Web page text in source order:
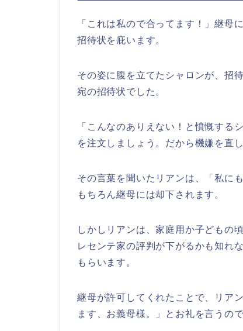
「これは私ので合ってます！」継母
招待状を庇います。
その姿に腹を立てたシャロンが、招
宛の招待状でした。
「こんなのありえない！と憤慨する
を注文しましょう。だから機嫌を直
その言葉を聞いたリアンは、「私に
もちろん継母には却下されます。
しかしリアンは、家庭用か子どもの
レセンテ家の評判が下がるかも知れ
もらいます。
継母が許可してくれたことで、リア
ます、お義母様。」とお礼を言うので